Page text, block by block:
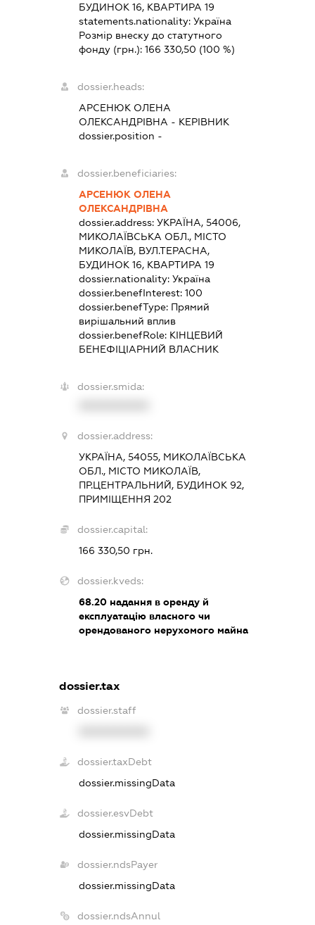
БУДИНОК 16, КВАРТИРА 19
statements.nationality:Україна
Розмір внеску до статутного
фонду (грн.):166 330,50 (100 %)
dossier.heads:
АРСЕНЮК ОЛЕНА
ОЛЕКСАНДРІВНА - КЕРІВНИК
dossier.position -
dossier.beneficiaries:
АРСЕНЮК ОЛЕНА
ОЛЕКСАНДРІВНА
dossier.address:УКРАЇНА, 54006,
МИКОЛАЇВСЬКА ОБЛ., МІСТО
МИКОЛАЇВ, ВУЛ.ТЕРАСНА,
БУДИНОК 16, КВАРТИРА 19
dossier.nationality:Україна
dossier.benefInterest:100
dossier.benefType: Прямий
вирішальний вплив
dossier.benefRole: КІНЦЕВИЙ
БЕНЕФІЦІАРНИЙ ВЛАСНИК
dossier.smida:
dossier.address:
УКРАЇНА, 54055, МИКОЛАЇВСЬКА
ОБЛ., МІСТО МИКОЛАЇВ,
ПР.ЦЕНТРАЛЬНИЙ, БУДИНОК 92,
ПРИМІЩЕННЯ 202
dossier.capital:
166 330,50 грн.
dossier.kveds:
68.20 надання в оренду й
експлуатацію власного чи
орендованого нерухомого майна
dossier.tax
dossier.staff
dossier.taxDebt
dossier.missingData
dossier.esvDebt
dossier.missingData
dossier.ndsPayer
dossier.missingData
dossier.ndsAnnul